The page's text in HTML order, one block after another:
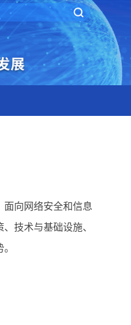
向网络安全和信息
技术与基础设施、